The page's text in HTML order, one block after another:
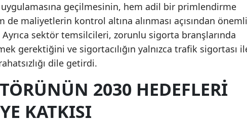
Kastamonu
Kayseri
Kırklareli
Kocaeli
geçilmesinin, hem adil bir primlendirme
maliyetlerin kontrol altına alınması açısından önemli
sektör temsilcileri, zorunlu sigorta branşlarında
gerektiğini ve sigortacılığın yalnızca trafik sigortası
dile getirdi.
2030 HEDEFLERI
KATKISI